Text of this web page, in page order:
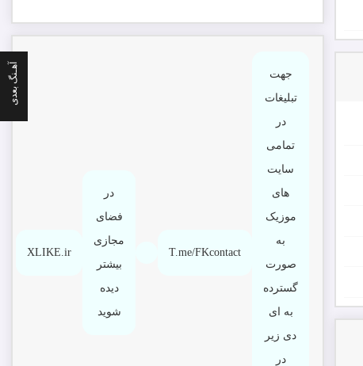
آهـنگ بعدی
جهت
تبلیغات
در
تمامی
سایت
های
موزیک
به
صورت
گسترده
به ای
دی زیر
در
T.me/FKcontact
در
فضای
مجازی
بیشتر
دیده
شوید
XLIKE.ir